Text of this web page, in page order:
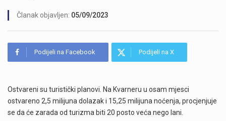
Članak objavljen: 05/09/2023
Podijeli na Facebook Podijeli na X
Ostvareni su turistički planovi. Na Kvarneru u osam mjesci
ostvareno 2,5 milijuna dolazak i 15,25 milijuna noćenja, procjenjuje
se da će zarada od turizma biti 20 posto veća nego lani.